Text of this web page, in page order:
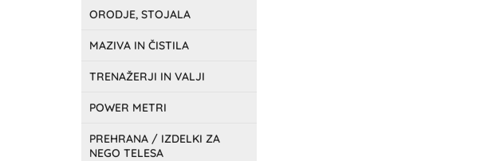
ORODJE, STOJALA
MAZIVA IN ČISTILA
TRENAŽERJI IN VALJI
POWER METRI
PREHRANA / IZDELKI ZA
NEGO TELESA